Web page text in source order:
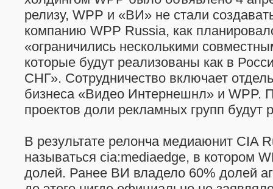
релизу, WPP и «ВИ» не стали
компанию WPP Russia, как
«ограничились несколькими
которые будут реализованы как в
СНГ». Сотрудничество включает
бизнеса «Видео Интернешнл» и WPP.
проектов доли рекламных групп будут
В результате релонча медиаюнит CIA
называться cia:mediaedge, в котором
долей. Ранее ВИ владело 60% долей